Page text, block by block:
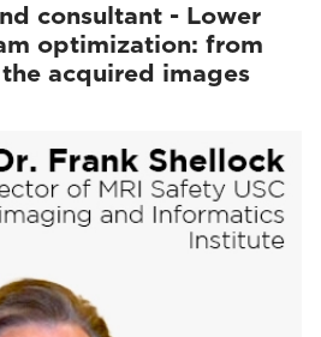
consultant - Lower
optimization: from
acquired images